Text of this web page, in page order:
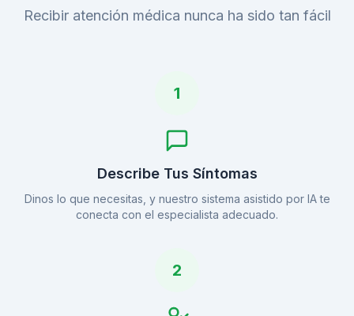
Recibir atención médica nunca ha sido tan fácil
1
Describe Tus Síntomas
Dinos lo que necesitas, y nuestro sistema asistido por IA te
conecta con el especialista adecuado.
2